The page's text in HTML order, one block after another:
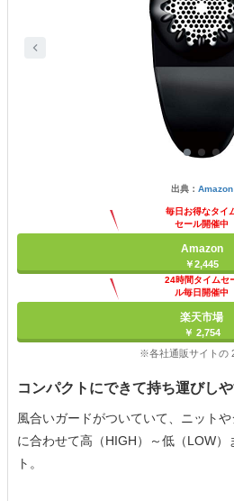
出典： Amazon
毎日お得なタイ
セール開催中
Amazon
￥2,445
24時間タイムセ
ル毎日開催中
楽天市場
￥ 2,754
※各社通販サイトの
コンパクトにできて持ち運びし
風合いガードがついていて、ニット
に合わせて高（HIGH）～低（LOW
ト。